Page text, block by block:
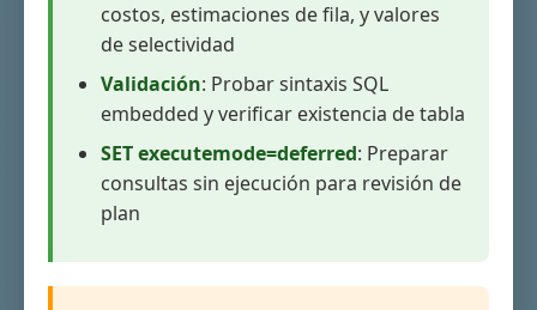
costos, estimaciones de fila, y valores
de selectividad
Validación: Probar sintaxis SQL
embedded y verificar existencia de tabla
SET executemode=deferred: Preparar
consultas sin ejecución para revisión de
plan